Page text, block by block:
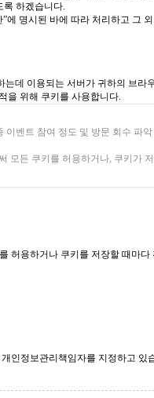
록 하겠습니다.
에 명시된 바에 따라 처리하고 그
는데 이용되는 서버가 귀하의 브라
을 위해 쿠키를 사용합니다.
이벤트 참여 정도 및 방문 회수 파악
모든 쿠키를 허용하거나, 쿠키가
허용하거나 쿠키를 저장할 때마다
인정보관리책임자를 지정하고 있